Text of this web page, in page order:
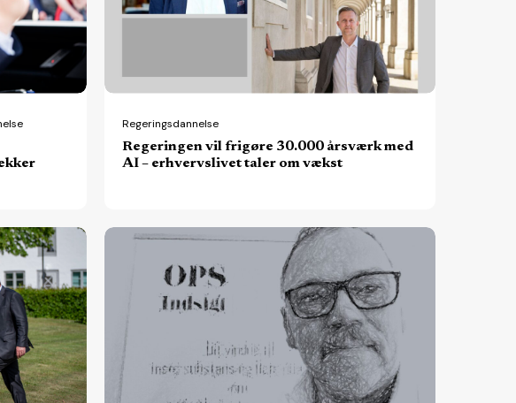
årsværk
–
erhvervslivet
taler
Regeringsdannelse
Regeringen vil frigøre 30.000 årsværk med
AI – erhvervslivet taler om vækst
Partnerskabsstaten:
mere
stat?